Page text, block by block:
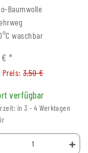
Baumwolle
waschbar
€*
Preis:3,50 €
verfügbar
in 3 - 4 Werktagen